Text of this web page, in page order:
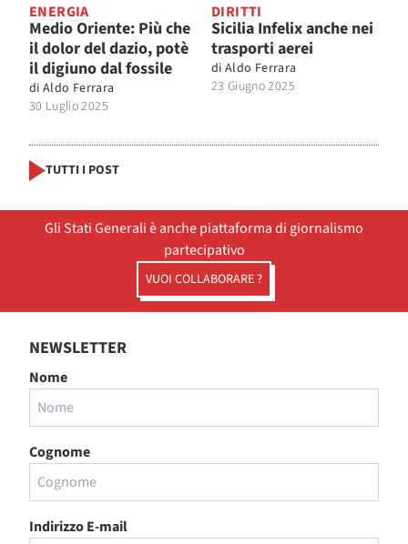
ENERGIA
Medio Oriente: Più che
il dolor del dazio, potè
il digiuno dal fossile
di Aldo Ferrara
30 Luglio 2025
DIRITTI
Sicilia Infelix anche nei
trasporti aerei
di Aldo Ferrara
23 Giugno 2025
TUTTI I POST
Gli Stati Generali è anche piattaforma di giornalismo
partecipativo
VUOI COLLABORARE ?
NEWSLETTER
Nome
Cognome
Indirizzo E-mail